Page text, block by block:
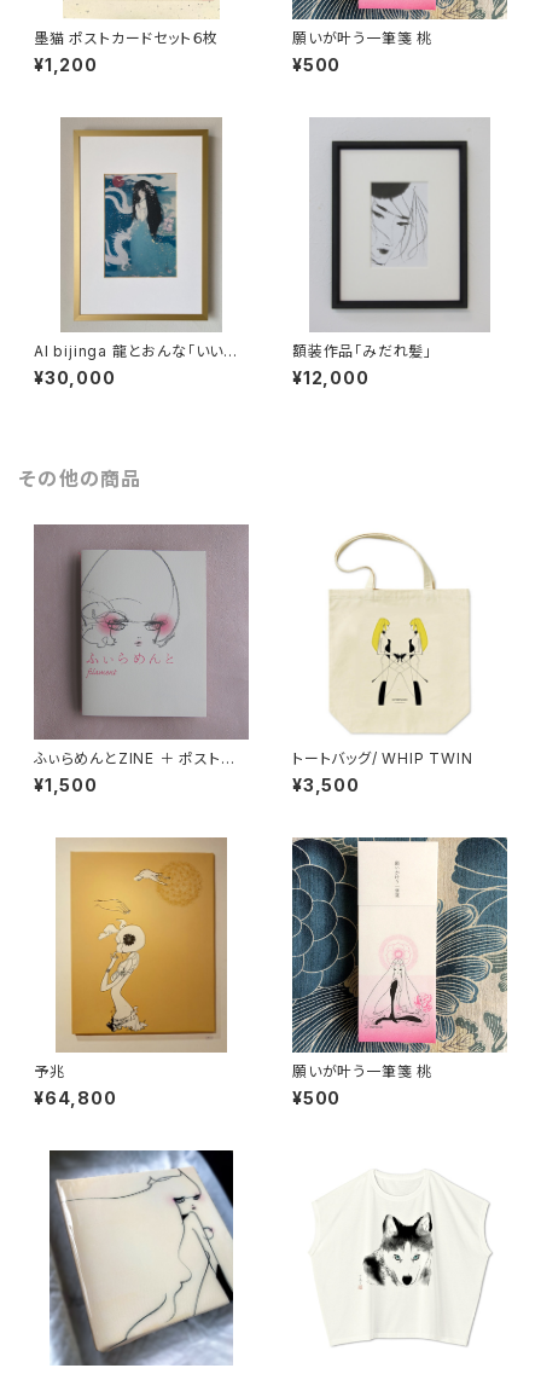
墨猫 ポストカードセット６枚
¥1,200
願いが叶う一筆箋 桃
¥500
AI bijinga 龍とおんな「いいこ
いいこ」
¥30,000
額装作品「みだれ髪」
¥12,000
その他の商品
ふぃらめんとZINE ＋ ポストカ
ードセット
¥1,500
トートバッグ/ WHIP TWIN
¥3,500
予兆
¥64,800
願いが叶う一筆箋 桃
¥500